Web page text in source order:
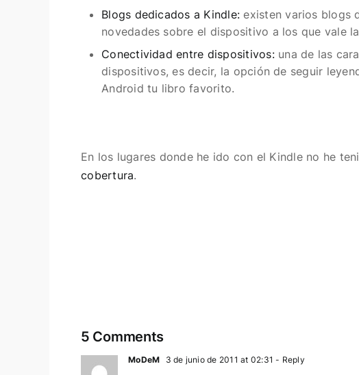
Blogs dedicados a Kindle: existen varios blogs
novedades sobre el dispositivo a los que vale
Conectividad entre dispositivos:una de las
dispositivos, es decir, la opción de seguir
Android tu libro favorito.
En los lugares donde he ido con el Kindle no he
cobertura.
5 Comments
MoDeM 3 de junio de 2011 at 02:31 - Reply